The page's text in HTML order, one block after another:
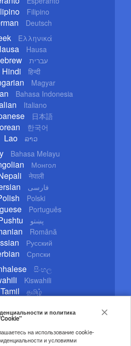
Filipino
Deutsch
Ελληνικά
Hausa
עברית
Hindi हिन्दी
Magyar
Bahasa Indonesia
Italiano
日本語
한국어
Lao ລາວ
Bahasa Melayu
Монгол
नेपाली
فارسی
Polski
Português
پښتو
Română
Русский
Српски
සිංහල
Kiswahili
Tamil தமிழ்
Türkçe
Urdu اردو
и политика
на использование cookie-
и условиями